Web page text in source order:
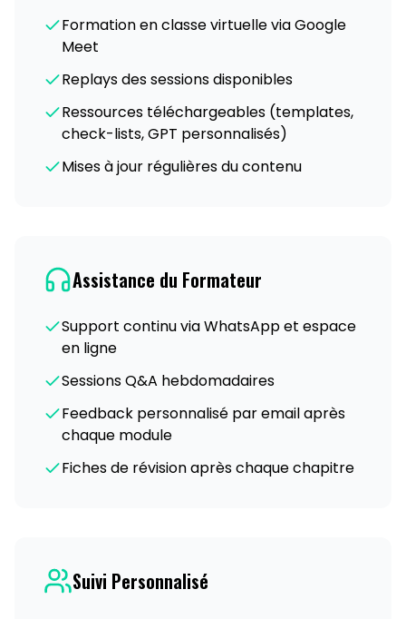
Formation en classe virtuelle via Google
Meet
Replays des sessions disponibles
Ressources téléchargeables (templates,
check-lists, GPT personnalisés)
Mises à jour régulières du contenu
Assistance du Formateur
Support continu via WhatsApp et espace
en ligne
Sessions Q&A hebdomadaires
Feedback personnalisé par email après
chaque module
Fiches de révision après chaque chapitre
Suivi Personnalisé